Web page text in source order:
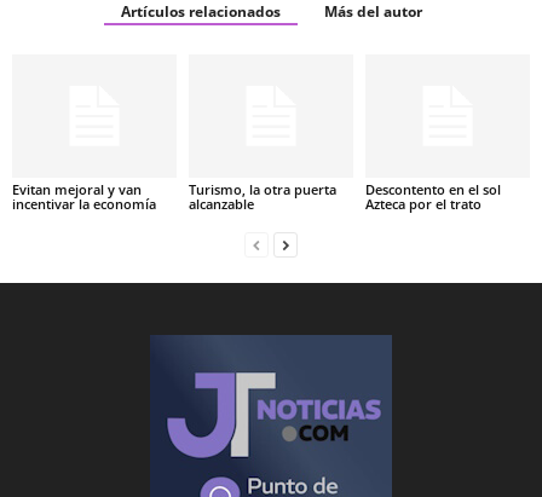
Artículos relacionados Más del autor
Evitan mejoral y van
incentivar la economía
Turismo, la otra puerta
alcanzable
Descontento en el sol
Azteca por el trato